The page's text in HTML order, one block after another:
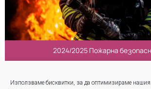
Използваме бисквитки, за да оптимизираме нашия
2024/2025 Пожарна